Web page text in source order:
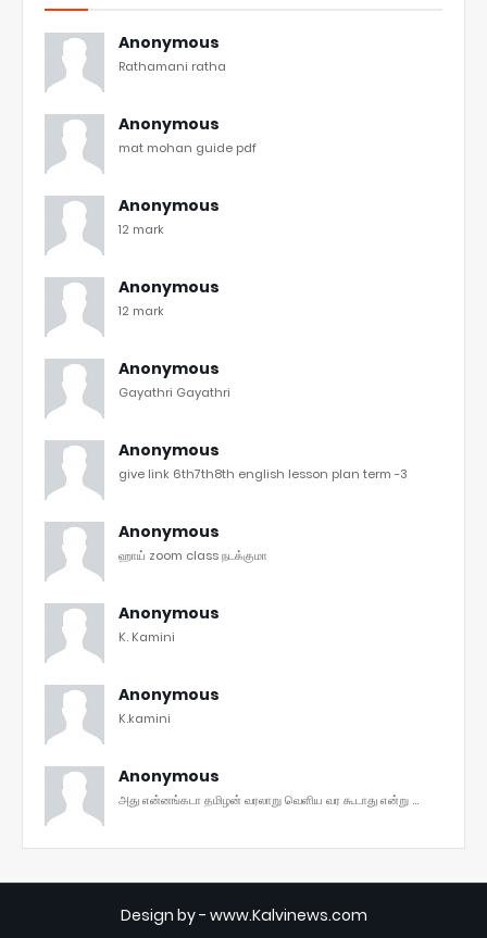
Anonymous
Rathamani ratha
Anonymous
mat mohan guide pdf
Anonymous
12 mark
Anonymous
12 mark
Anonymous
Gayathri Gayathri
Anonymous
give link 6th7th8th english lesson plan term -3
Anonymous
ஹாய் zoom class நடக்குமா
Anonymous
K. Kamini
Anonymous
K.kamini
Anonymous
அது என்னங்கடா தமிழன் வரலாறு வெளிய வர கூடாது என்று ...
Design by - www.Kalvinews.com